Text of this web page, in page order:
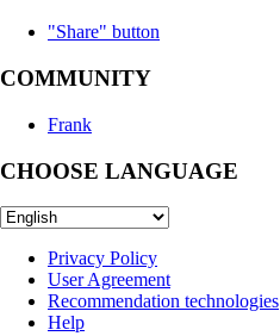
"Share" button
COMMUNITY
Frank
CHOOSE LANGUAGE
Privacy Policy
User Agreement
Recommendation technologies
Help